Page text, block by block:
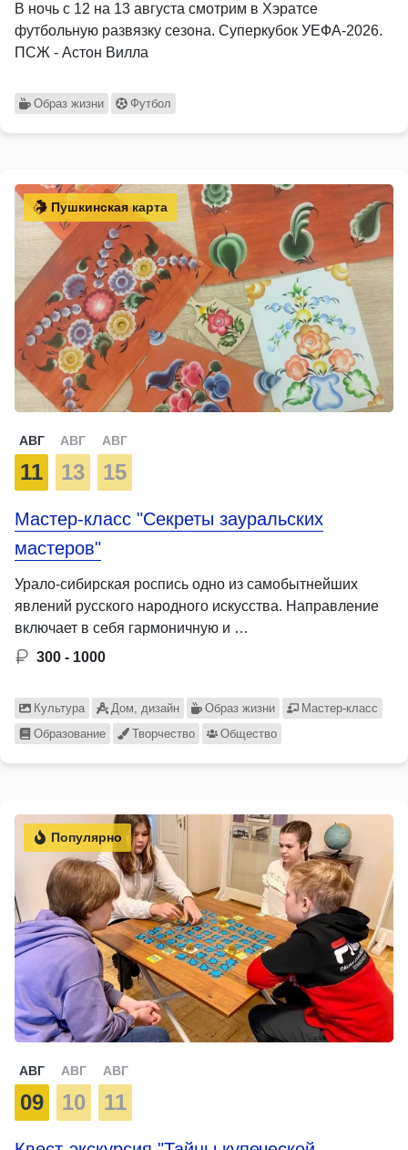
В ночь с 12 на 13 августа смотрим в Хэратсе
футбольную развязку сезона. Суперкубок УЕФА-2026.
ПСЖ - Астон Вилла
Образ жизни Футбол
Пушкинская карта
АВГ
11
АВГ
13
АВГ
15
Мастер-класс "Секреты зауральских
мастеров"
Урало-сибирская роспись одно из самобытнейших
явлений русского народного искусства. Направление
включает в себя гармоничную и …
300 - 1000
Культура Дом, дизайн Образ жизни
Мастер-класс
Образование
Творчество Общество
Популярно
АВГ
09
АВГ
10
АВГ
11